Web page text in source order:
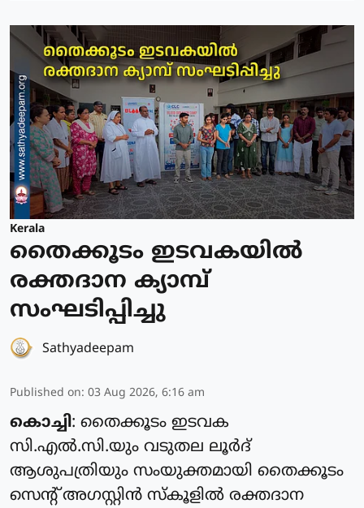
Kerala
തൈക്കൂടം ഇടവകയിൽ
രക്തദാന ക്യാമ്പ്
സംഘടിപ്പിച്ചു
Sathyadeepam
Published on: 03 Aug 2026, 6:16 am
കൊച്ചി: തൈക്കൂടം ഇടവക
സി.എൽ.സി.യും വടുതല ലൂർദ്
ആശുപത്രിയും സംയുക്തമായി തൈക്കൂടം
സെന്റ് അഗസ്റ്റിൻ സ്കൂളിൽ രക്തദാന